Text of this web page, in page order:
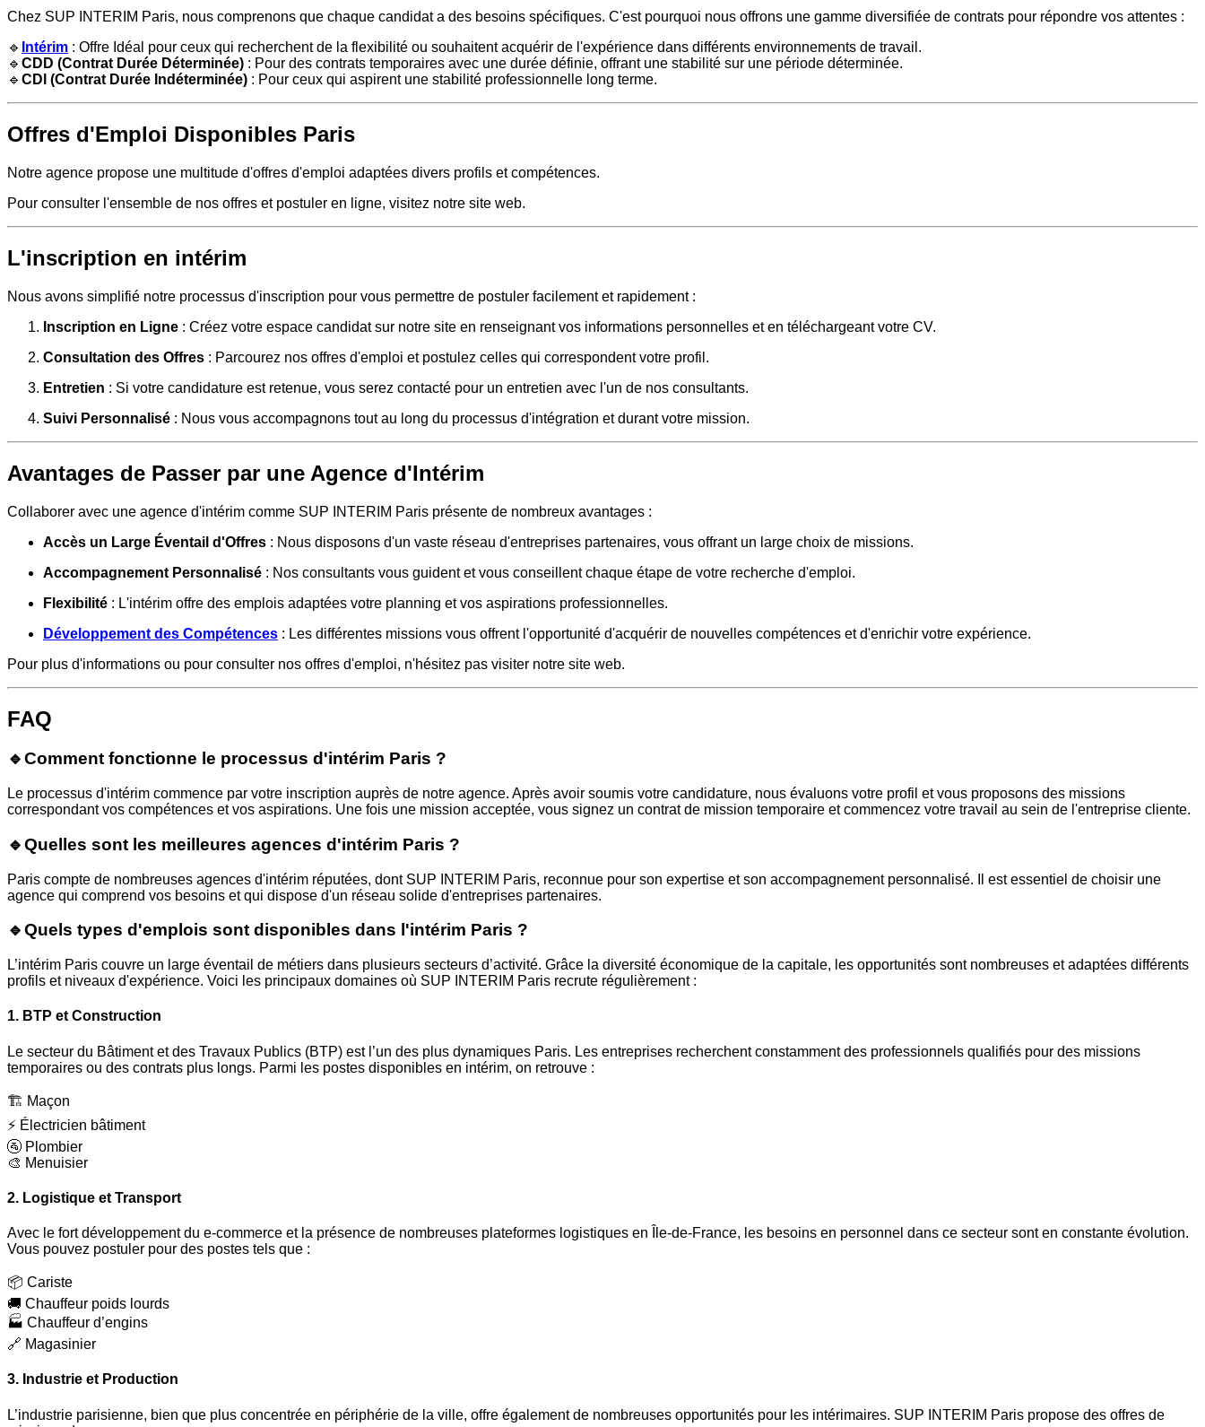
Chez SUP INTERIM Paris, nous comprenons que chaque candidat a des besoins spécifiques. C'est pourquoi nous offrons une gamme diversifiée de contrats pour répondre vos attentes :
🔹 Intérim : Offre Idéal pour ceux qui recherchent de la flexibilité ou souhaitent acquérir de l'expérience dans différents environnements de travail.
🔹 CDD (Contrat Durée Déterminée) : Pour des contrats temporaires avec une durée définie, offrant une stabilité sur une période déterminée.
🔹 CDI (Contrat Durée Indéterminée) : Pour ceux qui aspirent une stabilité professionnelle long terme.
Offres d'Emploi Disponibles Paris
Notre agence propose une multitude d'offres d'emploi adaptées divers profils et compétences.
Pour consulter l'ensemble de nos offres et postuler en ligne, visitez notre site web.
L'inscription en intérim
Nous avons simplifié notre processus d'inscription pour vous permettre de postuler facilement et rapidement :
Inscription en Ligne : Créez votre espace candidat sur notre site en renseignant vos informations personnelles et en téléchargeant votre CV.
Consultation des Offres : Parcourez nos offres d'emploi et postulez celles qui correspondent votre profil.
Entretien : Si votre candidature est retenue, vous serez contacté pour un entretien avec l'un de nos consultants.
Suivi Personnalisé : Nous vous accompagnons tout au long du processus d'intégration et durant votre mission.
Avantages de Passer par une Agence d'Intérim
Collaborer avec une agence d'intérim comme SUP INTERIM Paris présente de nombreux avantages :
Accès un Large Éventail d'Offres : Nous disposons d'un vaste réseau d'entreprises partenaires, vous offrant un large choix de missions.
Accompagnement Personnalisé : Nos consultants vous guident et vous conseillent chaque étape de votre recherche d'emploi.
Flexibilité : L'intérim offre des emplois adaptées votre planning et vos aspirations professionnelles.
Développement des Compétences : Les différentes missions vous offrent l'opportunité d'acquérir de nouvelles compétences et d'enrichir votre expérience.
Pour plus d'informations ou pour consulter nos offres d'emploi, n'hésitez pas visiter notre site web.
FAQ
🔹Comment fonctionne le processus d'intérim Paris ?
Le processus d'intérim commence par votre inscription auprès de notre agence. Après avoir soumis votre candidature, nous évaluons votre profil et vous proposons des missions
correspondant vos compétences et vos aspirations. Une fois une mission acceptée, vous signez un contrat de mission temporaire et commencez votre travail au sein de l'entreprise cliente.
🔹Quelles sont les meilleures agences d'intérim Paris ?
Paris compte de nombreuses agences d'intérim réputées, dont SUP INTERIM Paris, reconnue pour son expertise et son accompagnement personnalisé. Il est essentiel de choisir une
agence qui comprend vos besoins et qui dispose d'un réseau solide d'entreprises partenaires.
🔹Quels types d'emplois sont disponibles dans l'intérim Paris ?
L’intérim Paris couvre un large éventail de métiers dans plusieurs secteurs d’activité. Grâce la diversité économique de la capitale, les opportunités sont nombreuses et adaptées différents
profils et niveaux d'expérience. Voici les principaux domaines où SUP INTERIM Paris recrute régulièrement :
1. BTP et Construction
Le secteur du Bâtiment et des Travaux Publics (BTP) est l’un des plus dynamiques Paris. Les entreprises recherchent constamment des professionnels qualifiés pour des missions
temporaires ou des contrats plus longs. Parmi les postes disponibles en intérim, on retrouve :
🏗️ Maçon
⚡ Électricien bâtiment
🚰 Plombier
🎨 Menuisier
2. Logistique et Transport
Avec le fort développement du e-commerce et la présence de nombreuses plateformes logistiques en Île-de-France, les besoins en personnel dans ce secteur sont en constante évolution.
Vous pouvez postuler pour des postes tels que :
📦 Cariste
🚚 Chauffeur poids lourds
🏭 Chauffeur d’engins
🔗 Magasinier
3. Industrie et Production
L’industrie parisienne, bien que plus concentrée en périphérie de la ville, offre également de nombreuses opportunités pour les intérimaires. SUP INTERIM Paris propose des offres de